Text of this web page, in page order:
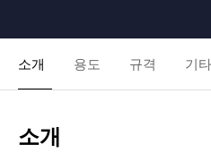
소개 용도 규격 기
소개